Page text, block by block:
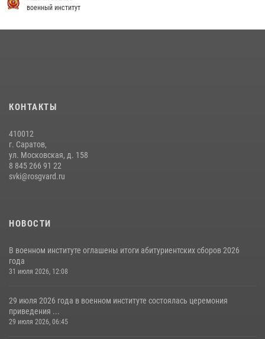
экзамен по вождению
31 июля 2026, 12:08
военный институт
КОНТАКТЫ
410012
г. Саратов,
ул. Московская, д. 158
8 845 266 91 22
svki@rosgvard.ru
НОВОСТИ
В военном институте оглашены итоги абитуриентских сборов 2026
года
31 июля 2026, 12:08
29 июля 2026 года в военном институте состоялась церемония
приведения ...
29 июля 2026, 06:45